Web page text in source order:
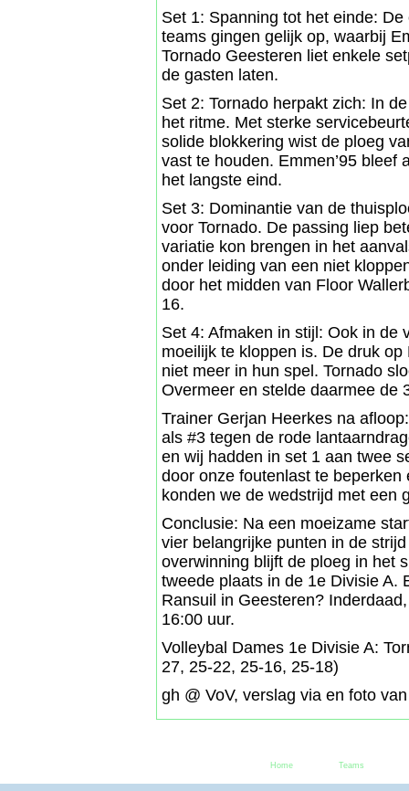
Set 1: Spanning tot het einde:
teams gingen gelijk op, waarbij
Tornado Geesteren liet enkele
de gasten laten.
Set 2: Tornado herpakt zich: In
het ritme. Met sterke
solide blokkering wist de ploeg
vast te houden. Emmen’95 bleef
het langste eind.
Set 3: Dominantie van de
voor Tornado. De passing liep
variatie kon brengen in het
onder leiding van een niet
door het midden van Floor
16.
Set 4: Afmaken in stijl: Ook in de
moeilijk te kloppen is. De druk
niet meer in hun spel. Tornado
Overmeer en stelde daarmee de
Trainer Gerjan Heerkes na
als #3 tegen de rode
en wij hadden in set 1 aan twee
door onze foutenlast te
konden we de wedstrijd met een
Conclusie: Na een moeizame
vier belangrijke punten in de
overwinning blijft de ploeg in het
tweede plaats in de 1e Divisie A.
Ransuil in Geesteren?
16:00 uur.
Volleybal Dames 1e Divisie A:
27, 25-22, 25-16, 25-18)
gh @ VoV, verslag via en foto
Home Teams